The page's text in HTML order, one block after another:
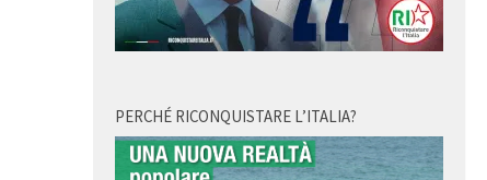
PERCHÉ RICONQUISTARE L’ITALIA?